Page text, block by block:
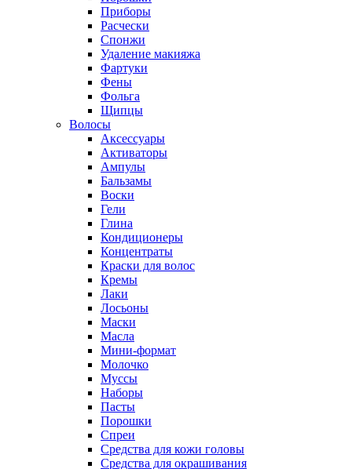
Приборы
Расчески
Спонжи
Удаление макияжа
Фартуки
Фены
Фольга
Щипцы
Волосы
Аксессуары
Активаторы
Ампулы
Бальзамы
Воски
Гели
Глина
Кондиционеры
Концентраты
Краски для волос
Кремы
Лаки
Лосьоны
Маски
Масла
Мини-формат
Молочко
Муссы
Наборы
Пасты
Порошки
Спреи
Средства для кожи головы
Средства для окрашивания